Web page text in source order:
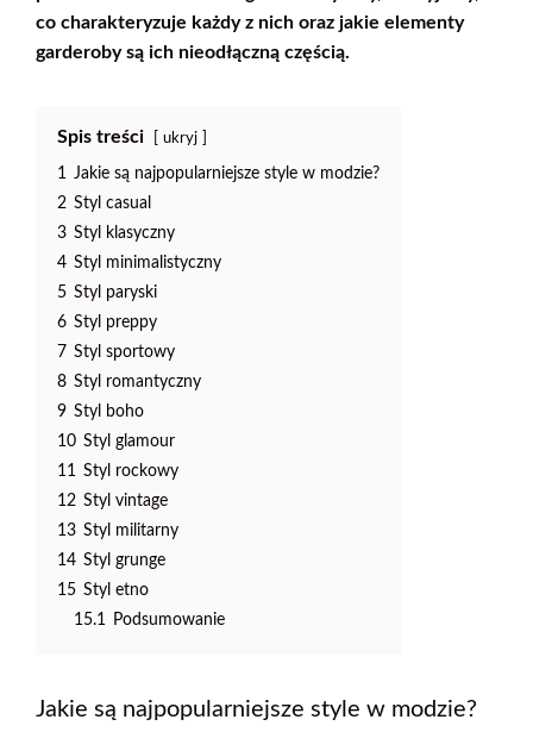
co charakteryzuje każdy z nich oraz jakie elementy
garderoby są ich nieodłączną częścią.
Spis treści ukryj
1 Jakie są najpopularniejsze style w modzie?
2 Styl casual
3 Styl klasyczny
4 Styl minimalistyczny
5 Styl paryski
6 Styl preppy
7 Styl sportowy
8 Styl romantyczny
9 Styl boho
10 Styl glamour
11 Styl rockowy
12 Styl vintage
13 Styl militarny
14 Styl grunge
15 Styl etno
15.1 Podsumowanie
Jakie są najpopularniejsze style w modzie?